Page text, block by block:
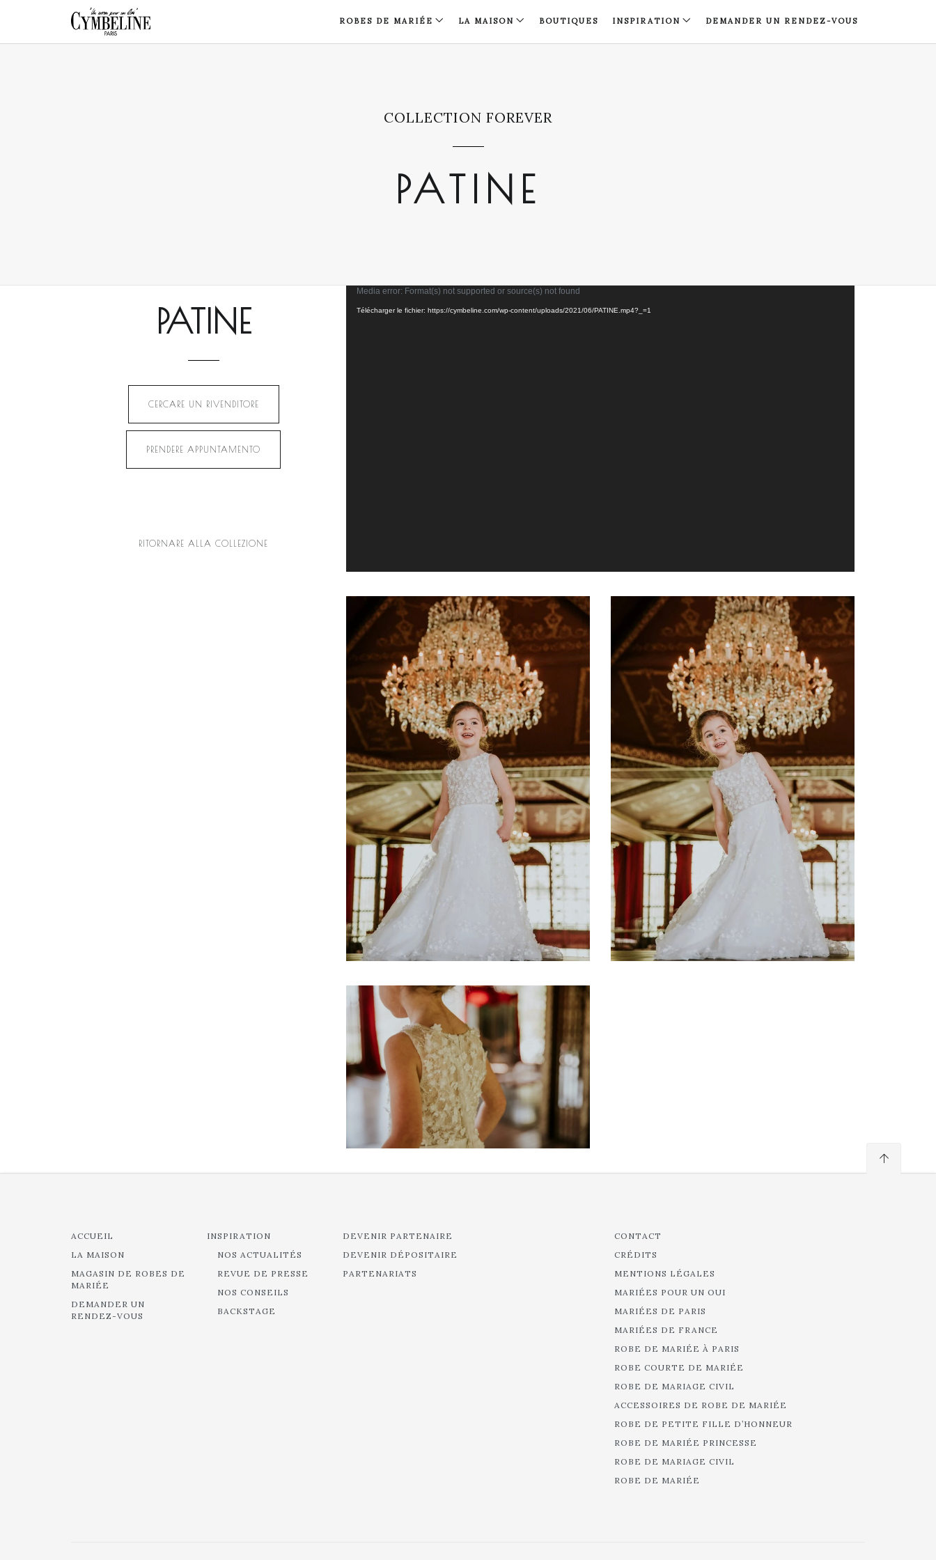
ROBES DE MARIÉE LA MAISON BOUTIQUES INSPIRATION DEMANDER UN RENDEZ-VOUS
COLLECTION FOREVER
PATINE
PATINE
CERCARE UN RIVENDITORE
PRENDERE APPUNTAMENTO
RITORNARE ALLA COLLEZIONE
Lecteur
vidéo
Media error: Format(s) not supported or source(s) not found
Télécharger le fichier: https://cymbeline.com/wp-content/uploads/2021/06/PATINE.mp4?_=1
ACCUEIL
LA MAISON
MAGASIN DE ROBES DE
MARIÉE
DEMANDER UN
RENDEZ-VOUS
INSPIRATION
NOS ACTUALITÉS
REVUE DE PRESSE
NOS CONSEILS
BACKSTAGE
DEVENIR PARTENAIRE
DEVENIR DÉPOSITAIRE
PARTENARIATS
CONTACT
CRÉDITS
MENTIONS LÉGALES
MARIÉES POUR UN OUI
MARIÉES DE PARIS
MARIÉES DE FRANCE
ROBE DE MARIÉE À PARIS
ROBE COURTE DE MARIÉE
ROBE DE MARIAGE CIVIL
ACCESSOIRES DE ROBE DE MARIÉE
ROBE DE PETITE FILLE D’HONNEUR
ROBE DE MARIÉE PRINCESSE
ROBE DE MARIAGE CIVIL
ROBE DE MARIÉE